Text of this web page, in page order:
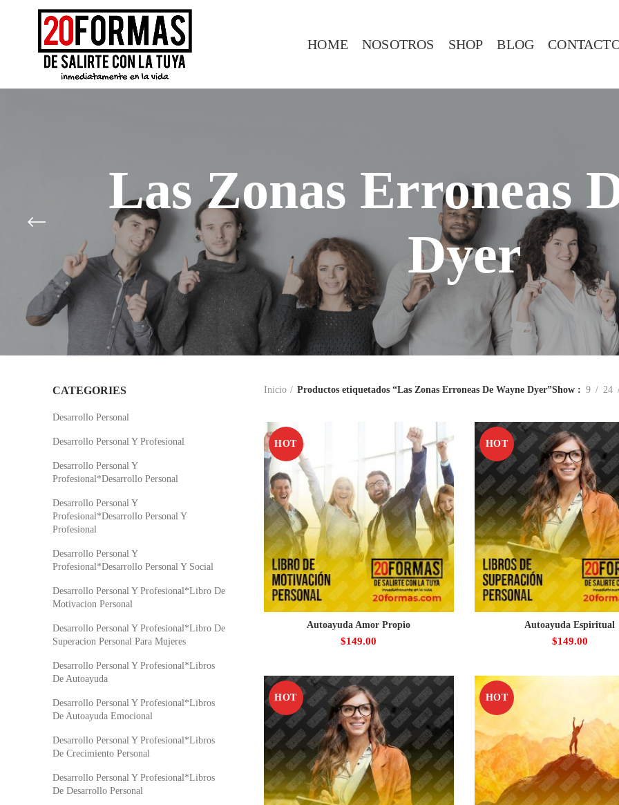
HOME NOSOTROS SHOP BLOG
Las Zonas Erroneas
Dyer
Inicio Productos etiquetados “Las Zonas Erroneas De Wayne Dyer”Show 9 24
HOT
Autoayuda Amor Propio
$149.00
HOT
Autoayuda Espiritual
$149.00
HOT HOT
CATEGORIES
Desarrollo Personal
Desarrollo Personal Y Profesional
Desarrollo Personal Y
Profesional*Desarrollo Personal
Desarrollo Personal Y
Profesional*Desarrollo Personal Y
Profesional
Desarrollo Personal Y
Profesional*Desarrollo Personal Y Social
Desarrollo Personal Y Profesional*Libro De
Motivacion Personal
Desarrollo Personal Y Profesional*Libro De
Superacion Personal Para Mujeres
Desarrollo Personal Y Profesional*Libros
De Autoayuda
Desarrollo Personal Y Profesional*Libros
De Autoayuda Emocional
Desarrollo Personal Y Profesional*Libros
De Crecimiento Personal
Desarrollo Personal Y Profesional*Libros
De Desarrollo Personal